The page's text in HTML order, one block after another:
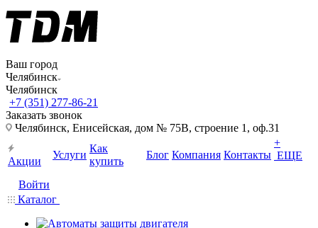
Ваш город
Челябинск
Челябинск
+7 (351) 277-86-21
Заказать звонок
Челябинск, Енисейская, дом № 75В, строение 1, оф.31
Акции
Услуги
Как
купить
Блог Компания Контакты
+
ЕЩЕ
Войти
Каталог